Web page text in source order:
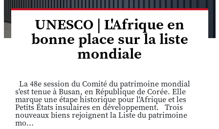
UNESCO | L'Afrique en
bonne place sur la liste
mondiale
La 48e session du Comité du patrimoine mondial
s'est tenue à Busan, en République de Corée. Elle
marque une étape historique pour l'Afrique et les
Petits États insulaires en développement. Trois
nouveaux biens rejoignent la Liste du patrimoine
mo...